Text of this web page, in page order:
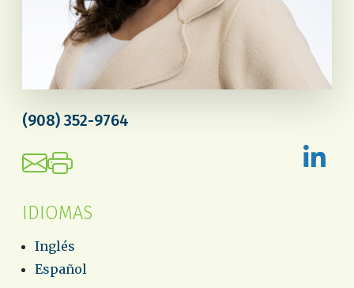
(908) 352-9764
IDIOMAS
Inglés
Español